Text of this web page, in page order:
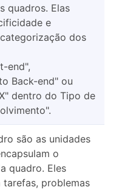
quadros. Elas
e
dos
end",
Back-end" ou
dentro do Tipo de
são as unidades
o
quadro. Eles
problemas